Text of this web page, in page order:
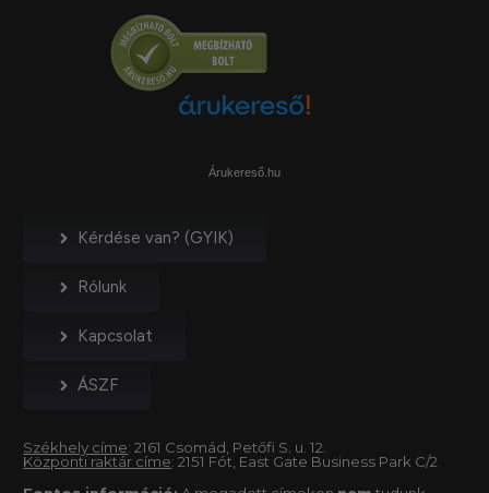
Árukereső.hu
Kérdése van? (GYIK)
Rólunk
Kapcsolat
ÁSZF
Székhely címe: 2161 Csomád, Petőfi S. u. 12.
Központi raktár címe: 2151 Fót, East Gate Business Park C/2